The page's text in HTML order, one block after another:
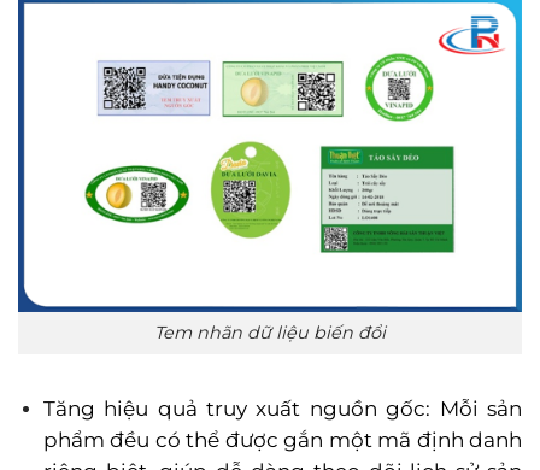
Tem nhãn dữ liệu biến đổi
Tăng hiệu quả truy xuất nguồn gốc: Mỗi sản
phẩm đều có thể được gắn một mã định danh